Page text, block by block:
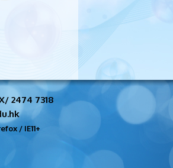
2474 7318
/ IE11+